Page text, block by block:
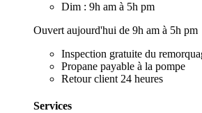
Dim : 9h am à 5h pm
Ouvert aujourd'hui de 9h am à 5h pm
Inspection gratuite du
Propane payable à la pompe
Retour client 24 heures
Services